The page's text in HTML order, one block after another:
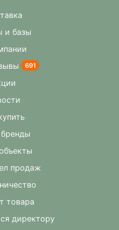
и базы
691
продаж
товара
директору